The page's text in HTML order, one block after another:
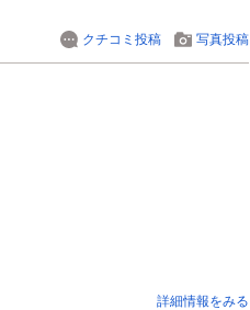
クチコミ投稿 写真投稿
詳細情報をみる